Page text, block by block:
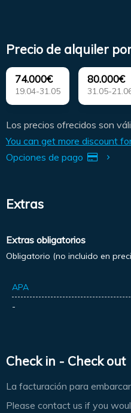
Precio de alquiler
74.000€
19.04-31.05
80.000€
31.05-
Los precios ofrecidos son
You can get more discount
Opciones de pago
Extras
Extras obligatorios
Obligatorio (no incluido en
APA
-
Check in - Check out
La facturación para
Please contact us if you